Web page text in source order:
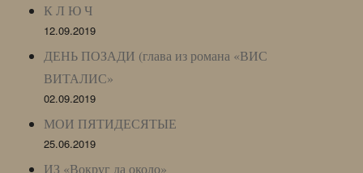
К Л Ю Ч
12.09.2019
ДЕНЬ ПОЗАДИ (глава из романа «ВИС
ВИТАЛИС»
02.09.2019
МОИ ПЯТИДЕСЯТЫЕ
25.06.2019
ИЗ «Вокруг да около»